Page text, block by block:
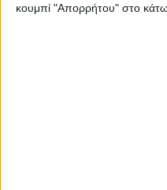
κουμπί "Απορρήτου" στο κάτω